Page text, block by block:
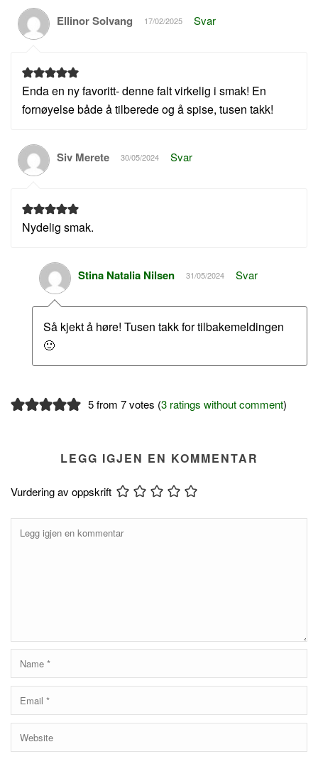
Ellinor Solvang 17/02/2025 Svar
Enda en ny favoritt- denne falt virkelig i smak! En
fornøyelse både å tilberede og å spise, tusen takk!
Siv Merete 30/05/2024 Svar
Nydelig smak.
Stina Natalia Nilsen 31/05/2024 Svar
Så kjekt å høre! Tusen takk for tilbakemeldingen
🙂
5 from 7 votes (3 ratings without comment)
LEGG IGJEN EN KOMMENTAR
Vurdering av oppskrift